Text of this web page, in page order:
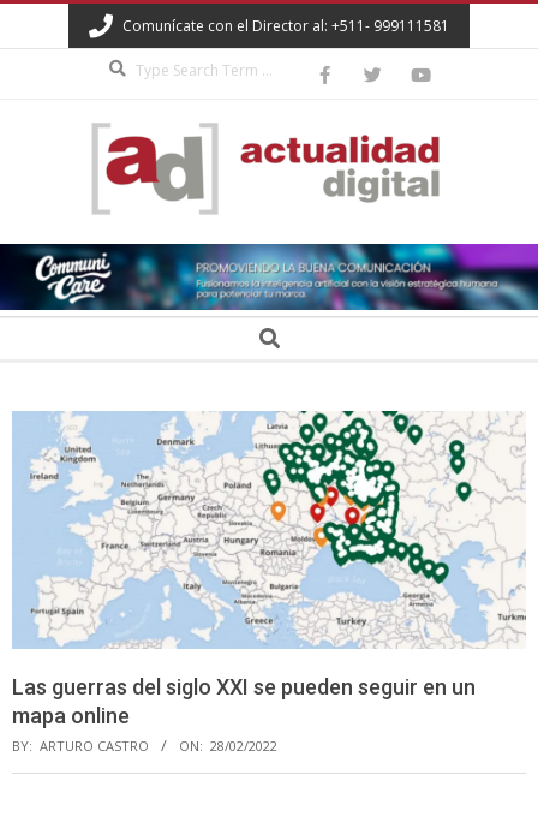
to
Comunícate con el Director al: +511- 999111581
ACTUALIDAD
DIGITAL Search
Las guerras del siglo XXI se pueden seguir en un
mapa online
BY: ARTURO CASTRO ON: 28/02/2022